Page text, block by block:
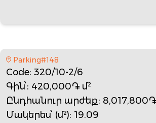
Parking#148
Code: 320/10-2/6
Գին՝: 420,000֏ մ²
Ընդհանուր արժեք: 8,017,800֏
Մակերես՝ (մ²): 19.09